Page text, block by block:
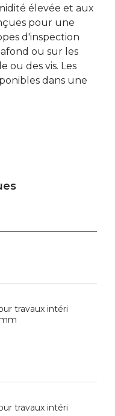
élevée et aux
pour une
d'inspection
ou sur les
ou des vis. Les
dans une
travaux intéri
travaux intéri